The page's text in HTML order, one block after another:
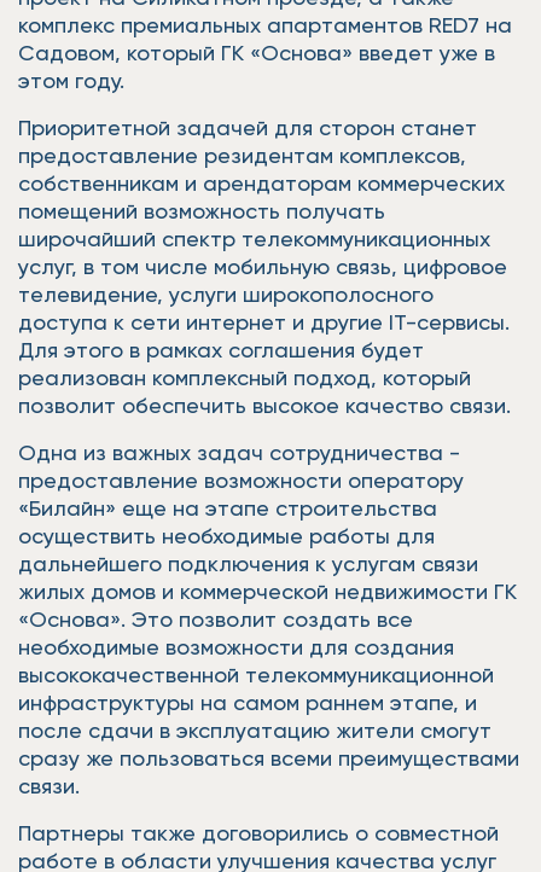
комплекс премиальных апартаментов RED7 на
Садовом, который ГК «Основа» введет уже в
этом году.
Приоритетной задачей для сторон станет
предоставление резидентам комплексов,
собственникам и арендаторам коммерческих
помещений возможность получать
широчайший спектр телекоммуникационных
услуг, в том числе мобильную связь, цифровое
телевидение, услуги широкополосного
доступа к сети интернет и другие IT-сервисы.
Для этого в рамках соглашения будет
реализован комплексный подход, который
позволит обеспечить высокое качество связи.
Одна из важных задач сотрудничества -
предоставление возможности оператору
«Билайн» еще на этапе строительства
осуществить необходимые работы для
дальнейшего подключения к услугам связи
жилых домов и коммерческой недвижимости ГК
«Основа». Это позволит создать все
необходимые возможности для создания
высококачественной телекоммуникационной
инфраструктуры на самом раннем этапе, и
после сдачи в эксплуатацию жители смогут
сразу же пользоваться всеми преимуществами
связи.
Партнеры также договорились о совместной
работе в области улучшения качества услуг